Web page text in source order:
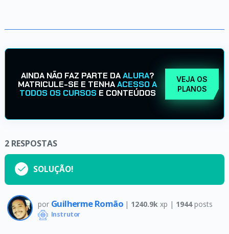
AINDA NÃO FAZ PARTE DAALURA?
MATRICULE-SE E TENHAACESSO A
TODOS OS CURSOS E CONTEÚDOS
VEJA OS
PLANOS
2 RESPOSTAS
SOLUÇÃO!
por Guilherme Romão | 1240.9k xp | 1944posts
Instrutor